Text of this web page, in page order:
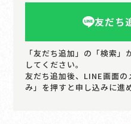
友だち
「友だち追加」の「検索
してください。
友だち追加後、LINE画面
み」を押すと申し込みに進